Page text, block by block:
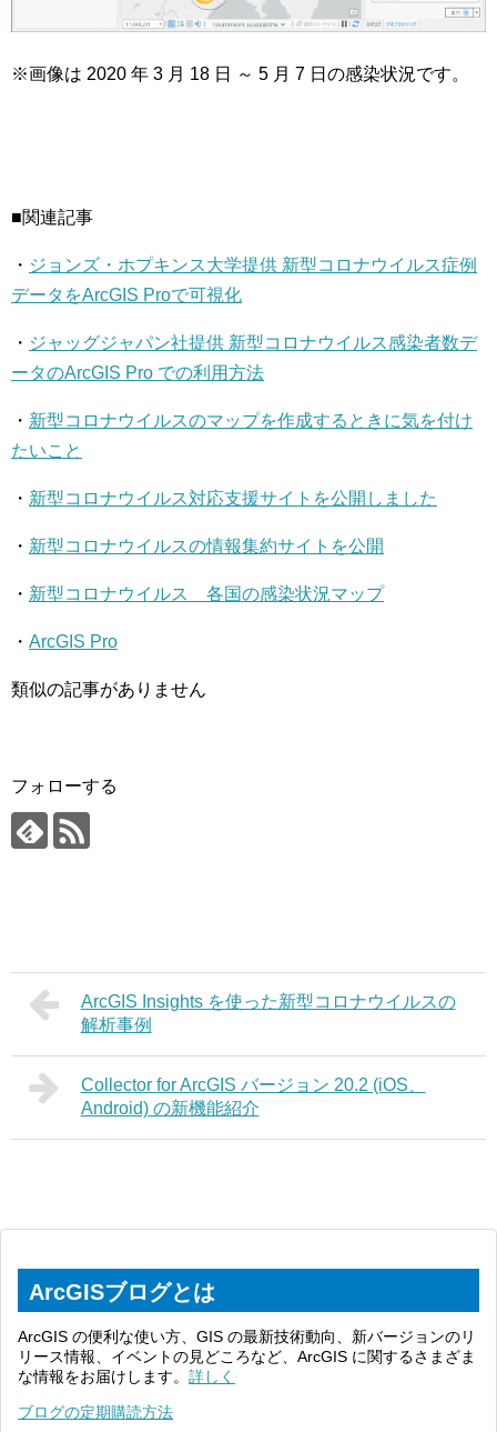
※画像は 2020 年 3 月 18 日 ～ 5 月 7 日の感染状況です。
■関連記事
・ ジョンズ・ホプキンス大学提供 新型コロナウイルス症例
データをArcGIS Proで可視化
・ ジャッグジャパン社提供 新型コロナウイルス感染者数デ
ータのArcGIS Pro での利用方法
・ 新型コロナウイルスのマップを作成するときに気を付け
たいこと
・ 新型コロナウイルス対応支援サイトを公開しました
・ 新型コロナウイルスの情報集約サイトを公開
・ 新型コロナウイルス 各国の感染状況マップ
・ ArcGIS Pro
類似の記事がありません
フォローする
ArcGIS Insights を使った新型コロナウイルスの
解析事例
Collector for ArcGIS バージョン 20.2 (iOS、
Android) の新機能紹介
ArcGISブログとは
ArcGIS の便利な使い方、GIS の最新技術動向、新バージョンのリ
リース情報、イベントの見どころなど、ArcGIS に関するさまざま
な情報をお届けします。 詳しく
ブログの定期購読方法